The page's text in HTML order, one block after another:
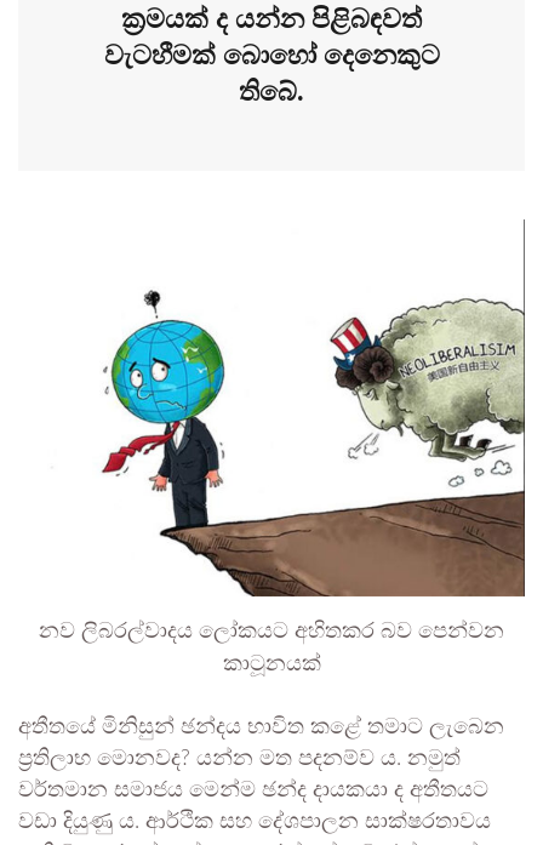
ක්‍රමයක් ද යන්න පිළිබඳවත්
වැටහීමක් බොහෝ දෙනෙකුට
තිබේ.
නව ලිබරල්වාදය ලෝකයට අහිතකර බව පෙන්වන
කාටූනයක්
අතීතයේ මිනිසුන් ඡන්දය භාවිත කළේ තමාට ලැබෙන
ප්‍රතිලාභ මොනවද? යන්න මත පදනම්ව ය. නමුත්
වර්තමාන සමාජය මෙන්ම ඡන්ද දායකයා ද අතීතයට
වඩා දියුණු ය. ආර්ථික සහ දේශපාලන සාක්ෂරතාවය